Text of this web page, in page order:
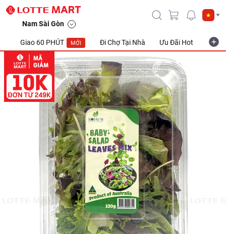
Nam Sài Gòn
Giao 60 PHÚT MỚI Đi Chợ Tại Nhà Ưu Đãi Hot
Rau Xà Lách Baby Leaves Úc KOJAVM 120g